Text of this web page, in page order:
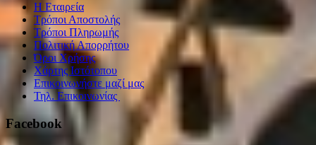
Η Εταιρεία
Τρόποι Αποστολής
Τρόποι Πληρωμής
Πολιτική Απορρήτου
Όροι Χρήσης
Χάρτης Ιστότοπου
Επικοινωνήστε μαζί μας
Τηλ. Επικοινωνίας
Facebook